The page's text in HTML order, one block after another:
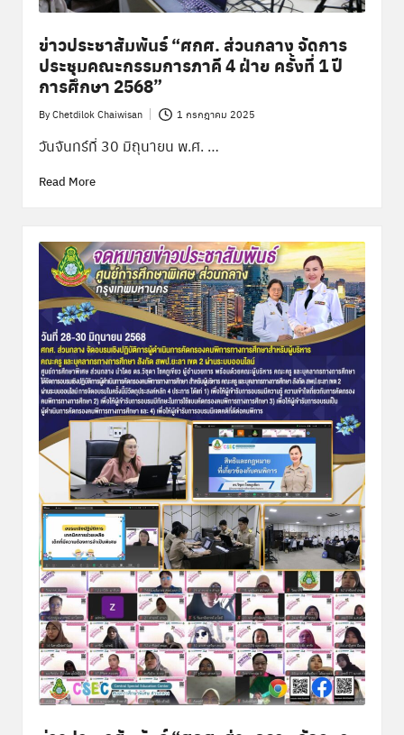
ข่าวประชาสัมพันธ์ “ศกศ. ส่วนกลาง จัดการ
ประชุมคณะกรรมการภาคี 4 ฝ่าย ครั้งที่ 1 ปี
การศึกษา 2568”
Posted
by
ByChetdilok Chaiwisan 1 กรกฎาคม 2025
วันจันทร์ที่ 30 มิถุนายน พ.ศ. …
Read More